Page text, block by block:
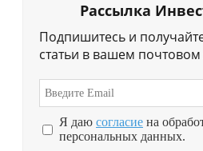
Рассылка
Подпишитесь и
статьи в вашем
Я даю согласие на
персональных данных.